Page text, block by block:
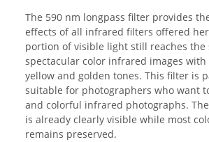
The 590 nm longpass filter provides
effects of all infrared filters offered
portion of visible light still reaches the
spectacular color infrared images with
yellow and golden tones. This filter is
suitable for photographers who want
and colorful infrared photographs.
is already clearly visible while most
remains preserved.